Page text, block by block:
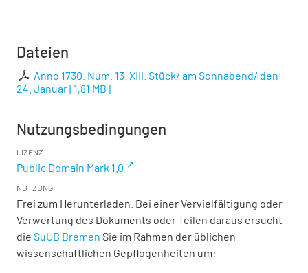
Dateien
Anno 1730. Num. 13. XIII. Stück/ am Sonnabend/ den
24. Januar[1,81 MB]
Nutzungsbedingungen
LIZENZ
Public Domain Mark 1.0
NUTZUNG
Frei zum Herunterladen. Bei einer Vervielfältigung oder
Verwertung des Dokuments oder Teilen daraus ersucht
die SuUB Bremen Sie im Rahmen der üblichen
wissenschaftlichen Gepflogenheiten um: